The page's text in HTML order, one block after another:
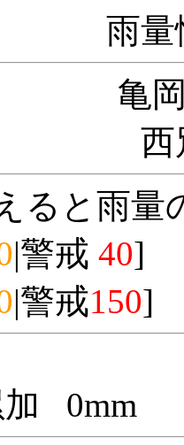
雨量
亀
西
ると雨量
|警戒 40]
|警戒150]
0mm